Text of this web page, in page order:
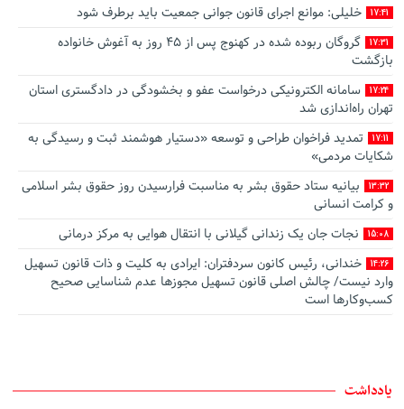
17:41 خلیلی: موانع اجرای قانون جوانی جمعیت باید برطرف شود
17:31
گروگان ربوده‌ شده در کهنوج پس از ۴۵ روز به آغوش خانواده
بازگشت
17:24
سامانه الکترونیکی درخواست عفو و بخشودگی در دادگستری استان
تهران راه‌اندازی شد
17:11
تمدید فراخوان طراحی و توسعه «دستیار هوشمند ثبت و رسیدگی به
شکایات مردمی»
13:32
بیانیه ستاد حقوق بشر به مناسبت فرارسیدن روز حقوق بشر اسلامی
و کرامت انسانی
15:08 نجات جان یک زندانی گیلانی با انتقال هوایی به مرکز درمانی
14:26
خندانی، رئیس کانون سردفتران: ایرادی به کلیت و ذات قانون تسهیل
وارد نیست/ چالش اصلی قانون تسهیل مجوزها عدم شناسایی صحیح
کسب‌وکارها است
و اختصاصی منصب قضا
یادداشت